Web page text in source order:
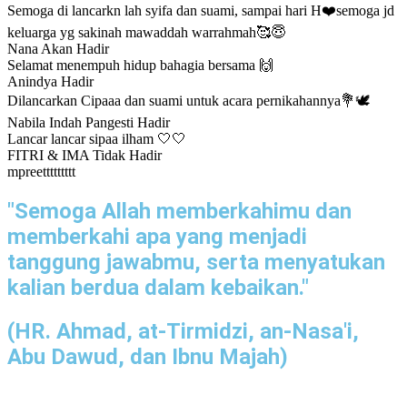
Semoga di lancarkn lah syifa dan suami, sampai hari H❤️semoga jd
keluarga yg sakinah mawaddah warrahmah🥰😇
Nana Akan Hadir
Selamat menempuh hidup bahagia bersama 🙌
Anindya Hadir
Dilancarkan Cipaaa dan suami untuk acara pernikahannya💐🕊️
Nabila Indah Pangesti Hadir
Lancar lancar sipaa ilham 🤍🤍
FITRI & IMA Tidak Hadir
mpreettttttttt
"Semoga Allah memberkahimu dan
memberkahi apa yang menjadi
tanggung jawabmu, serta menyatukan
kalian berdua dalam kebaikan."
(HR. Ahmad, at-Tirmidzi, an-Nasa'i,
Abu Dawud, dan Ibnu Majah)